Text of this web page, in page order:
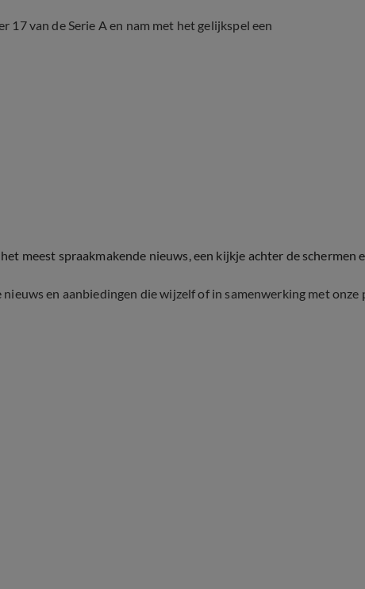
17 van de Serie A en nam met het gelijkspel een
meest spraakmakende nieuws, een kijkje achter de schermen
en aanbiedingen die wijzelf of in samenwerking met